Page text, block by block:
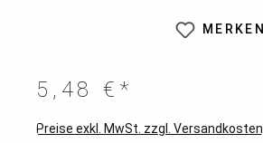
MERKEN
5,48 €*
Preise exkl. MwSt. zzgl. Versandkosten